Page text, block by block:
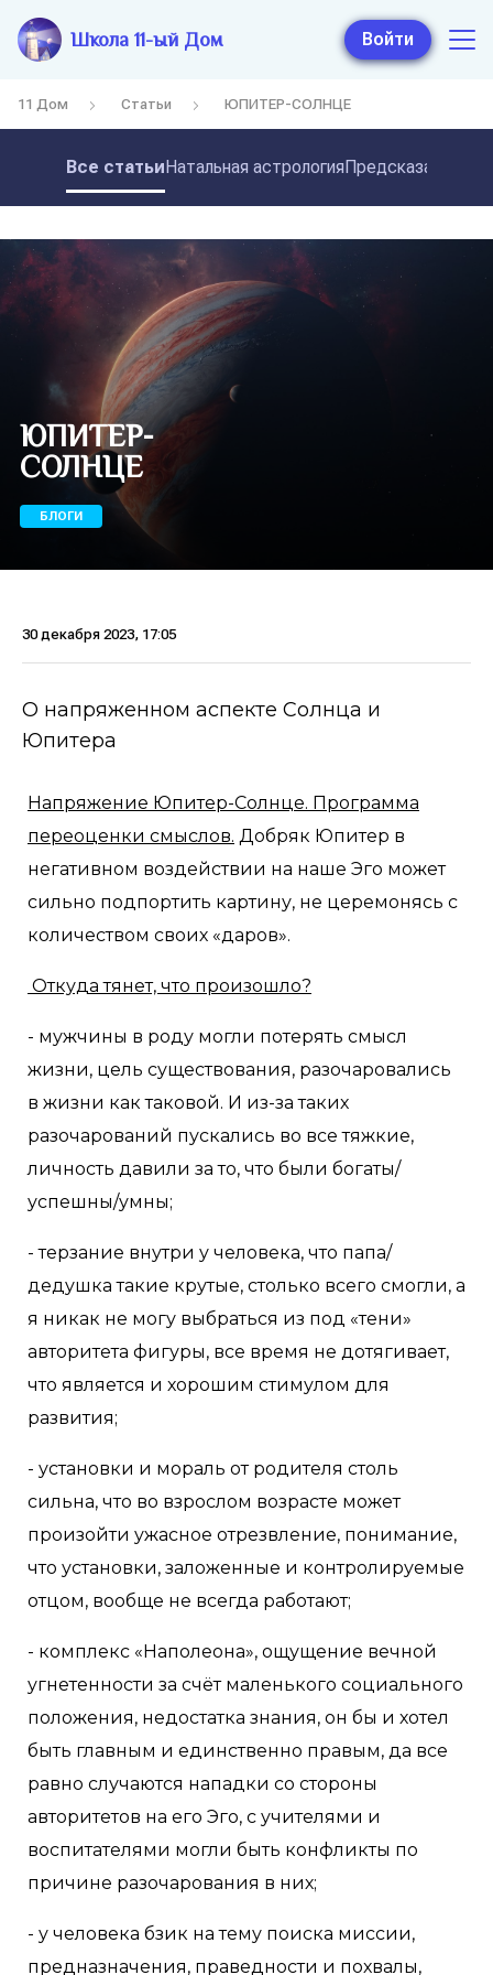
Школа 11-ый Дом Войти
11 Дом Статьи ЮПИТЕР-СОЛНЦЕ
Все статьиНатальная астрология
ЮПИТЕР-
СОЛНЦЕ
БЛОГИ
30 декабря 2023, 17:05
О напряженном аспекте Солнца и
Юпитера
Напряжение Юпитер-Солнце. Программа
переоценки смыслов. Добряк Юпитер в
негативном воздействии на наше Эго может
сильно подпортить картину, не церемонясь с
количеством своих «даров».
Откуда тянет, что произошло?
- мужчины в роду могли потерять смысл
жизни, цель существования, разочаровались
в жизни как таковой. И из-за таких
разочарований пускались во все тяжкие,
личность давили за то, что были богаты/
успешны/умны;
- терзание внутри у человека, что папа/
дедушка такие крутые, столько всего смогли, а
я никак не могу выбраться из под «тени»
авторитета фигуры, все время не дотягивает,
что является и хорошим стимулом для
развития;
- установки и мораль от родителя столь
сильна, что во взрослом возрасте может
произойти ужасное отрезвление, понимание,
что установки, заложенные и контролируемые
отцом, вообще не всегда работают;
- комплекс «Наполеона», ощущение вечной
угнетенности за счёт маленького социального
положения, недостатка знания, он бы и хотел
быть главным и единственно правым, да все
равно случаются нападки со стороны
авторитетов на его Эго, с учителями и
воспитателями могли быть конфликты по
причине разочарования в них;
- у человека бзик на тему поиска миссии,
предназначения, праведности и похвалы,